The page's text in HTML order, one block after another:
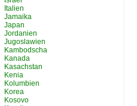
Italien
Jamaika
Japan
Jordanien
Jugoslawien
Kambodscha
Kanada
Kasachstan
Kenia
Kolumbien
Korea
Kosovo